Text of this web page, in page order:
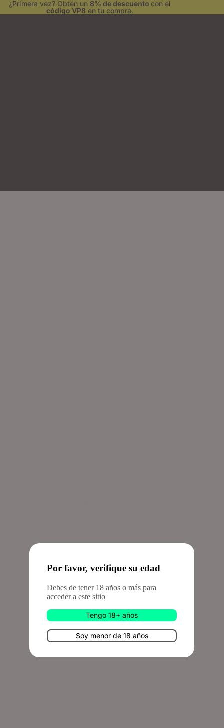
Por favor, verifique su edad
Debes de tener 18 años o más para
acceder a este sitio
Tengo 18+ años
Soy menor de 18 años
¿Primera vez? Obtén un 8% de descuento con el
código VP8 en tu compra.